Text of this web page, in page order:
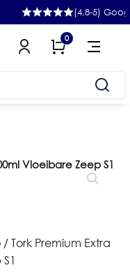
(4,8-5) Google
0
/ Tork Premium Extra